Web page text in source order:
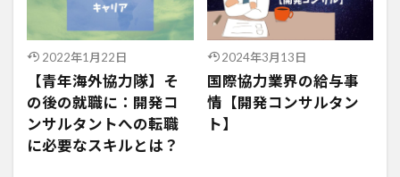
2022年1月22日
【青年海外協力隊】そ
の後の就職に：開発コ
ンサルタントへの転職
に必要なスキルとは？
2024年3月13日
国際協力業界の給与事
情【開発コンサルタン
ト】